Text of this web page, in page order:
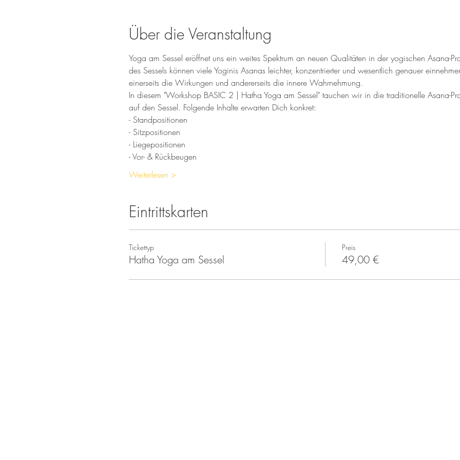
Über die Veranstaltung
Yoga am Sessel eröffnet uns ein weites Spektrum an neuen Qualitäten in der yogischen Asana-
des Sessels können viele Yoginis Asanas leichter, konzentrierter und wesentlich genauer
einerseits die Wirkungen und andererseits die innere Wahrnehmung.
In diesem "Workshop BASIC 2 | Hatha Yoga am Sessel" tauchen wir in die traditionelle Asana-
auf den Sessel. Folgende Inhalte erwarten Dich konkret:
- Standpositionen
- Sitzpositionen
- Liegepositionen
- Vor- & Rückbeugen
Weiterlesen >
Eintrittskarten
Tickettyp
Hatha Yoga am Sessel
Preis
49,00 €